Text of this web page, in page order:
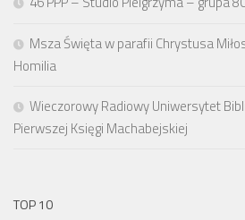
Msza Święta w parafii Chrystusa
Homilia
Wieczorowy Radiowy Uniwersytet
Pierwszej Księgi Machabejskiej
TOP 10